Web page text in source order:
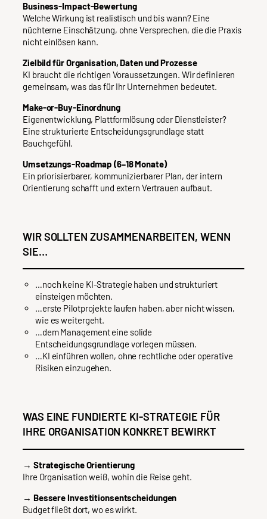
Business-Impact-Bewertung
Welche Wirkung ist realistisch und bis wann? Eine
nüchterne Einschätzung, ohne Versprechen, die die Praxis
nicht einlösen kann.
Zielbild für Organisation, Daten und Prozesse
KI braucht die richtigen Voraussetzungen. Wir definieren
gemeinsam, was das für Ihr Unternehmen bedeutet.
Make-or-Buy-Einordnung
Eigenentwicklung, Plattformlösung oder Dienstleister?
Eine strukturierte Entscheidungsgrundlage statt
Bauchgefühl.
Umsetzungs-Roadmap (6–18 Monate)
Ein priorisierbarer, kommunizierbarer Plan, der intern
Orientierung schafft und extern Vertrauen aufbaut.
WIR SOLLTEN ZUSAMMENARBEITEN, WENN
SIE…
…noch keine KI-Strategie haben und strukturiert
einsteigen möchten.
…erste Pilotprojekte laufen haben, aber nicht wissen,
wie es weitergeht.
…dem Management eine solide
Entscheidungsgrundlage vorlegen müssen.
…KI einführen wollen, ohne rechtliche oder operative
Risiken einzugehen.
WAS EINE FUNDIERTE KI-STRATEGIE FÜR
IHRE ORGANISATION KONKRET BEWIRKT
→ Strategische Orientierung
Ihre Organisation weiß, wohin die Reise geht.
→ Bessere Investitionsentscheidungen
Budget fließt dort, wo es wirkt.